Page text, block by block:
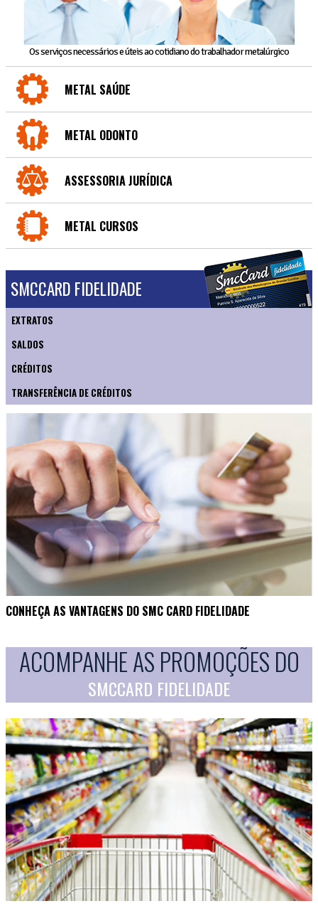
Os serviços necessários e úteis ao cotidiano do trabalhador metalúrgico
METAL SAÚDE
METAL ODONTO
ASSESSORIA JURÍDICA
METAL CURSOS
SMCCARD FIDELIDADE
EXTRATOS
SALDOS
CRÉDITOS
TRANSFERÊNCIA DE CRÉDITOS
CONHEÇA AS VANTAGENS DO SMC CARD FIDELIDADE
ACOMPANHE AS PROMOÇÕES DO
SMCCARD FIDELIDADE